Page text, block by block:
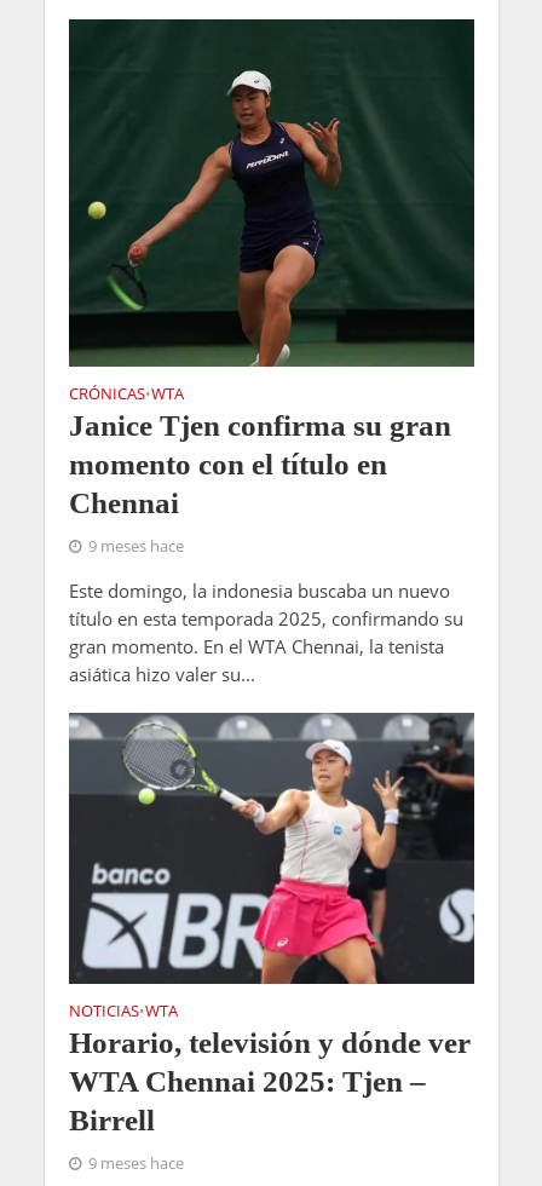
CRÓNICAS•WTA
Janice Tjen confirma su gran
momento con el título en
Chennai
9 meses hace
Este domingo, la indonesia buscaba un nuevo
título en esta temporada 2025, confirmando su
gran momento. En el WTA Chennai, la tenista
asiática hizo valer su...
NOTICIAS•WTA
Horario, televisión y dónde ver
WTA Chennai 2025: Tjen –
Birrell
9 meses hace